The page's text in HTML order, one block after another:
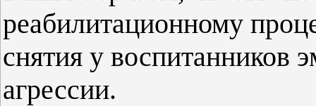
реабилитационному
снятия у воспитанников
агрессии.